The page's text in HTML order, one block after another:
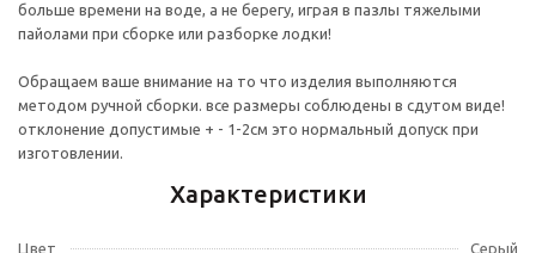
больше времени на воде, а не берегу, играя в пазлы тяжелыми
пайолами при сборке или разборке лодки!
Обращаем ваше внимание на то что изделия выполняются
методом ручной сборки. все размеры соблюдены в сдутом виде!
отклонение допустимые + - 1-2см это нормальный допуск при
изготовлении.
Характеристики
Цвет
Серый